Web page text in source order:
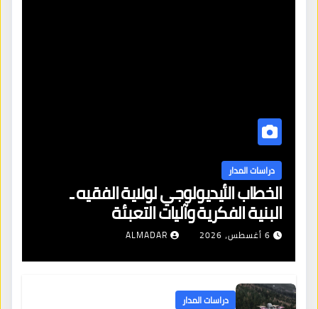
دراسات المدار
الخطاب الأيديولوجي لولاية الفقيه ـ
البنية الفكرية وآليات التعبئة
6 أغسطس، 2026 ALMADAR
دراسات المدار